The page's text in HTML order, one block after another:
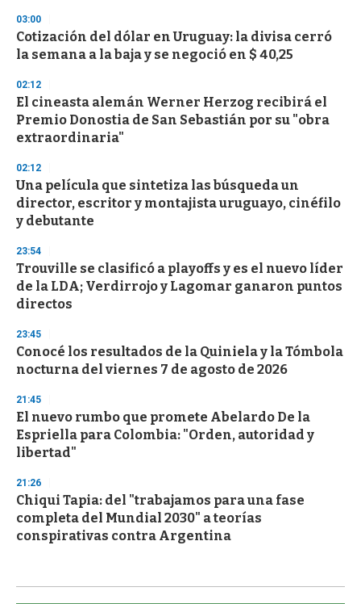
s
e
c
o
d
s
03:00
Cotización del dólar en Uruguay: la divisa cerró
la semana a la baja y se negoció en $ 40,25
02:12
El cineasta alemán Werner Herzog recibirá el
Premio Donostia de San Sebastián por su "obra
extraordinaria"
02:12
Una película que sintetiza las búsqueda un
director, escritor y montajista uruguayo, cinéfilo
y debutante
23:54
Trouville se clasificó a playoffs y es el nuevo líder
de la LDA; Verdirrojo y Lagomar ganaron puntos
directos
23:45
Conocé los resultados de la Quiniela y la Tómbola
nocturna del viernes 7 de agosto de 2026
21:45
El nuevo rumbo que promete Abelardo De la
Espriella para Colombia: "Orden, autoridad y
libertad"
21:26
Chiqui Tapia: del "trabajamos para una fase
completa del Mundial 2030" a teorías
conspirativas contra Argentina